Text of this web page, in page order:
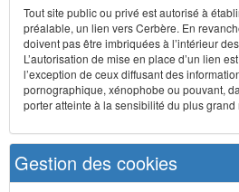
Tout site public ou privé est autorisé à
préalable, un lien vers Cerbère. En
doivent pas être imbriquées à l’intérieur
L’autorisation de mise en place d’un lien
l’exception de ceux diffusant des
pornographique, xénophobe ou pouvant,
porter atteinte à la sensibilité du plus grand
Gestion des cookies